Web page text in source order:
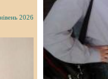
2026